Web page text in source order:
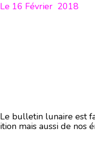
Le 16 Février 2018
Le bulletin lunaire est
ition mais aussi de nos